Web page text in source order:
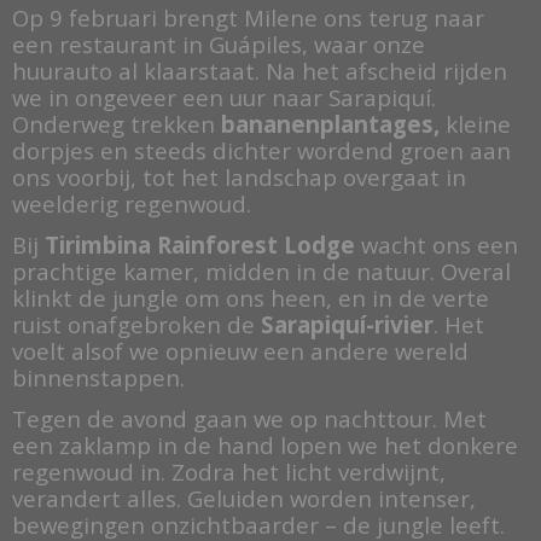
Op 9 februari brengt Milene ons terug naar
een restaurant in Guápiles, waar onze
huurauto al klaarstaat. Na het afscheid rijden
we in ongeveer een uur naar Sarapiquí.
Onderweg trekken bananenplantages, kleine
dorpjes en steeds dichter wordend groen aan
ons voorbij, tot het landschap overgaat in
weelderig regenwoud.
Bij Tirimbina Rainforest Lodge wacht ons een
prachtige kamer, midden in de natuur. Overal
klinkt de jungle om ons heen, en in de verte
ruist onafgebroken de Sarapiquí-rivier. Het
voelt alsof we opnieuw een andere wereld
binnenstappen.
Tegen de avond gaan we op nachttour. Met
een zaklamp in de hand lopen we het donkere
regenwoud in. Zodra het licht verdwijnt,
verandert alles. Geluiden worden intenser,
bewegingen onzichtbaarder – de jungle leeft.